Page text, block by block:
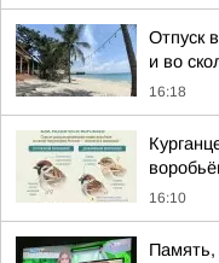
Отпуск
и во
16:18
16:10
Память,